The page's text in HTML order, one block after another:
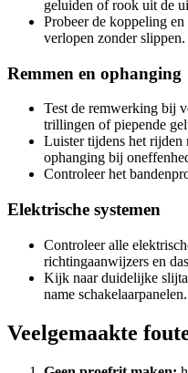
geluiden of rook uit de
Probeer de koppeling en
verlopen zonder slippen.
Remmen en ophanging
Test de remwerking bij
trillingen of piepende
Luister tijdens het
ophanging bij
Controleer het
Elektrische systemen
Controleer alle
richtingaanwijzers en
Kijk naar duidelijke
name schakelaarpanelen.
Veelgemaakte